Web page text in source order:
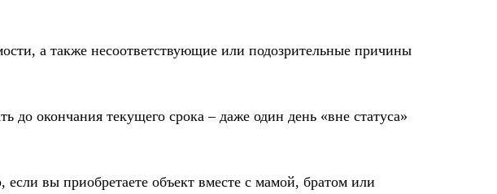
а также несоответствующие или подозрительные причины
окончания текущего срока – даже один день «вне статуса»
вы приобретаете объект вместе с мамой, братом или